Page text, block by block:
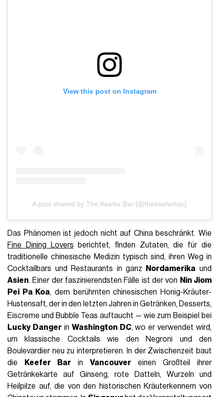
View this post on Instagram
A post shared by The Keefer Bar (@thekeeferbar)
Das Phänomen ist jedoch nicht auf China beschränkt. Wie
Fine Dining Lovers berichtet, finden Zutaten, die für die
traditionelle chinesische Medizin typisch sind, ihren Weg in
Cocktailbars und Restaurants in ganz
Nordamerika und
Asien. Einer der faszinierendsten Fälle ist der von Nin Jiom
Pei Pa Koa, dem berühmten chinesischen Honig-Kräuter-
Hustensaft, der in den letzten Jahren in Getränken, Desserts,
Eiscreme und Bubble Teas auftaucht — wie zum Beispiel bei
Lucky Dangerin Washington DC, wo er verwendet wird,
um klassische Cocktails wie den Negroni und den
Boulevardier neu zu interpretieren. In der Zwischenzeit baut
die
Keefer Bar inVancouver einen Großteil ihrer
Getränkekarte auf Ginseng, rote Datteln, Wurzeln und
Heilpilze auf, die von den historischen Kräuterkennern von